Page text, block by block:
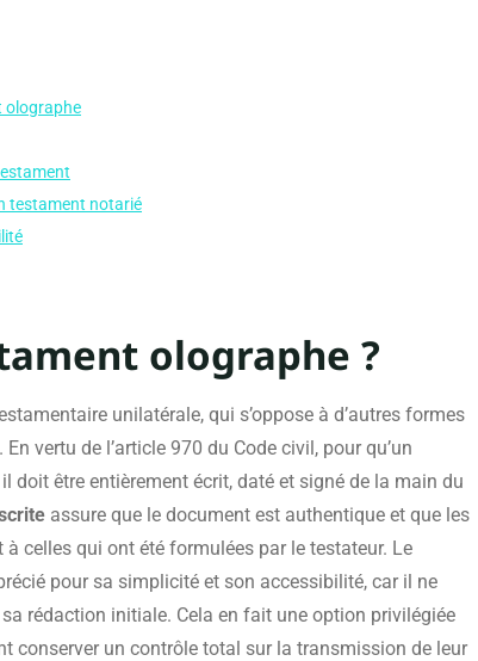
olographe
testament notarié
olographe ?
unilatérale, qui s’oppose à d’autres formes
vertu de l’article 970 du Code civil, pour qu’un
doit être entièrement écrit, daté et signé de la main du
assure que le document est authentique et que les
celles qui ont été formulées par le testateur. Le
pour sa simplicité et son accessibilité, car il ne
rédaction initiale. Cela en fait une option privilégiée
conserver un contrôle total sur la transmission de leur